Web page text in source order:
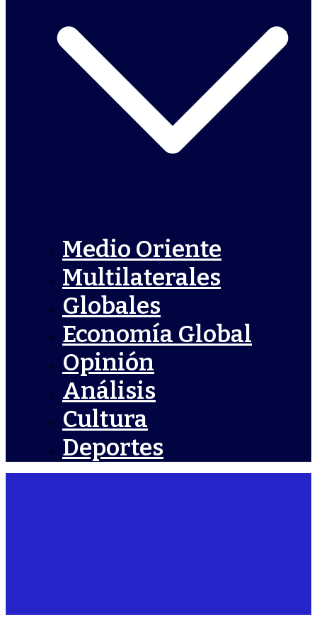
Medio Oriente
Multilaterales
Globales
Economía Global
Opinión
Análisis
Cultura
Deportes